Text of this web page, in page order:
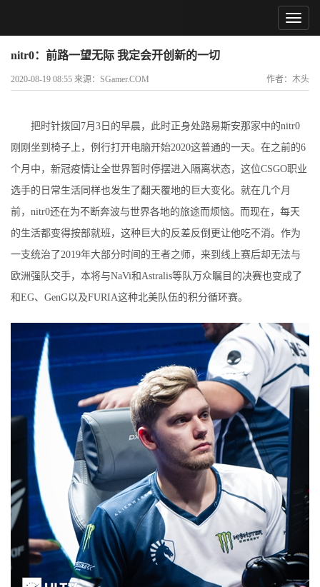
nitr0：前路一望无际 我定会开创新的一切
2020-08-19 08:55 来源：SGamer.COM 作者：木头
把时针拨回7月3日的早晨，此时正身处路易斯安那家中的nitr0
刚刚坐到椅子上，例行打开电脑开始2020这普通的一天。在之前的6
个月中，新冠疫情让全世界暂时停摆进入隔离状态，这位CSGO职业
选手的日常生活同样也发生了翻天覆地的巨大变化。就在几个月
前，nitr0还在为不断奔波与世界各地的旅途而烦恼。而现在，每天
的生活都变得按部就班，这种巨大的反差反倒更让他吃不消。作为
一支统治了2019年大部分时间的王者之师，来到线上赛后却无法与
欧洲强队交手，本将与NaVi和Astralis等队万众瞩目的决赛也变成了
和EG、GenG以及FURIA这种北美队伍的积分循环赛。